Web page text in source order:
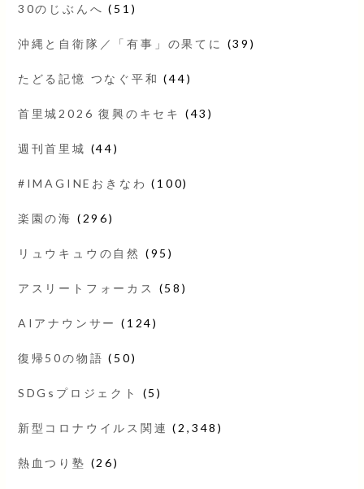
30のじぶんへ (51)
沖縄と自衛隊／「有事」の果てに (39)
たどる記憶 つなぐ平和 (44)
首里城2026 復興のキセキ (43)
週刊首里城 (44)
#IMAGINEおきなわ (100)
楽園の海 (296)
リュウキュウの自然 (95)
アスリートフォーカス (58)
AIアナウンサー (124)
復帰50の物語 (50)
SDGsプロジェクト (5)
新型コロナウイルス関連 (2,348)
熱血つり塾 (26)